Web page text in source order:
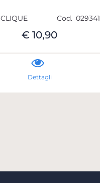
CLIQUE Cod. 029341
€ 10,90
Dettagli